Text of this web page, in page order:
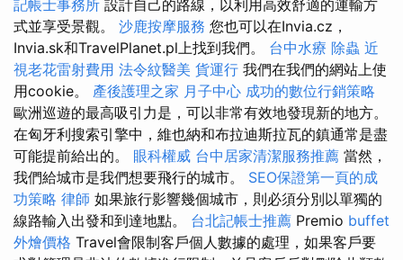
記帳士事務所 設計自己的路線，以利用高效舒適的運輸方
式並享受景觀。 沙鹿按摩服務 您也可以在Invia.cz，
Invia.sk和TravelPlanet.pl上找到我們。 台中水療 除蟲 近
視老花雷射費用 法令紋醫美 貨運行 我們在我們的網站上使
用cookie。 產後護理之家 月子中心 成功的數位行銷策略
歐洲巡遊的最高吸引力是，可以非常有效地發現新的地方。
在匈牙利搜索引擎中，維也納和布拉迪斯拉瓦的鎮通常是盡
可能提前給出的。 眼科權威 台中居家清潔服務推薦 當然，
我們給城市是我們想要飛行的城市。 SEO保證第一頁的成
功策略 律師 如果旅行影響幾個城市，則必須分別以單獨的
線路輸入出發和到達地點。 台北記帳士推薦 Premio buffet
外燴價格 Travel會限制客戶個人數據的處理，如果客戶要